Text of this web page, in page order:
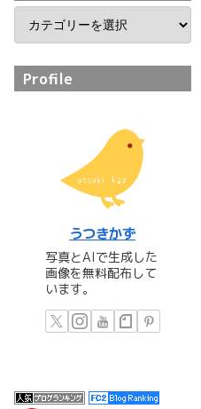
Profile
うつきかず
写真とAIで生成した
画像を無料配布して
います。